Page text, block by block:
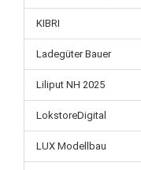
KIBRI
Ladegüter Bauer
Liliput NH 2025
LokstoreDigital
LUX Modellbau